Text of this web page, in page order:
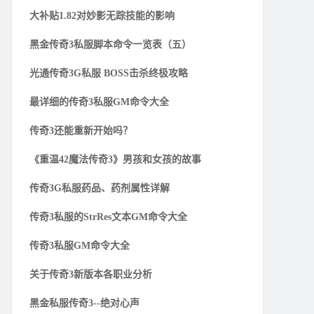
大补贴1.82对妙影无踪技能的影响
黑金传奇3私服脚本命令一览表（五）
光通传奇3G私服 BOSS击杀终极攻略
最详细的传奇3私服GM命令大全
传奇3还能重新开始吗？
《重温42魔法传奇3》男孩和女孩的故事
传奇3G私服药品、药剂属性详解
传奇3私服的StrRes文本GM命令大全
传奇3私服GM命令大全
关于传奇3新版本各职业分析
黑金私服传奇3--绝对心声